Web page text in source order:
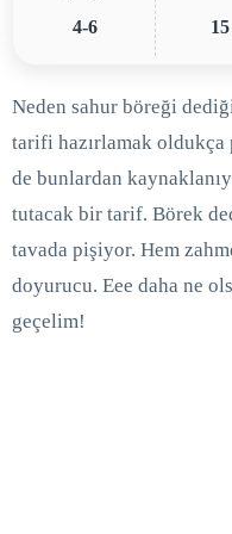
4-6
Neden sahur böreği
tarifi hazırlamak
de bunlardan
tutacak bir tarif. Börek
tavada pişiyor. Hem
doyurucu. Eee daha ne
geçelim!